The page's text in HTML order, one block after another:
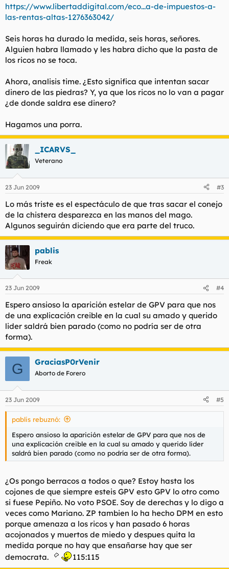
https://www.libertaddigital.com/eco...a-de-impuestos-a-
las-rentas-altas-1276363042/
Seis horas ha durado la medida, seis horas, señores.
Alguien habra llamado y les habra dicho que la pasta de
los ricos no se toca.
Ahora, analisis time. ¿Esto significa que intentan sacar
dinero de las piedras? Y, ya que los ricos no lo van a pagar
¿de donde saldra ese dinero?
Hagamos una porra.
_ICARVS_
Veterano
23 Jun 2009 #3
Lo más triste es el espectáculo de que tras sacar el conejo
de la chistera desparezca en las manos del mago.
Algunos seguirán diciendo que era parte del truco.
pablis
Freak
23 Jun 2009 #4
Espero ansioso la aparición estelar de GPV para que nos
de una explicación creible en la cual su amado y querido
lider saldrá bien parado (como no podría ser de otra
forma).
G GraciasP0rVenir
Aborto de Forero
23 Jun 2009 #5
pablis rebuznó:
Espero ansioso la aparición estelar de GPV para que nos de
una explicación creible en la cual su amado y querido lider
saldrá bien parado (como no podría ser de otra forma).
¿Os pongo berracos a todos o que? Estoy hasta los
cojones de que siempre esteis GPV esto GPV lo otro como
si fuese Pepiño. No voto PSOE. Soy de derechas y lo digo a
veces como Mariano. ZP tambien lo ha hecho DPM en esto
porque amenaza a los ricos y han pasado 6 horas
acojonados y muertos de miedo y despues quita la
medida porque no hay que ensañarse hay que ser
democrata.
115:115